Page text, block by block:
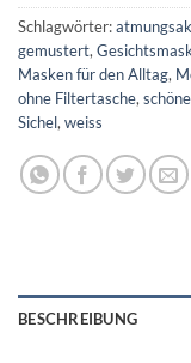
Schlagwörter:
gemustert,
Masken für den Alltag,
ohne Filtertasche, schöne
Sichel, weiss
BESCHREIBUNG